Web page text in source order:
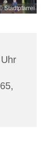
Stadtpfarrei